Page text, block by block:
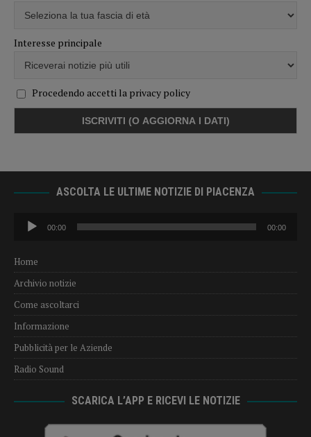
Interesse principale
Procedendo accetti la privacy policy
ASCOLTA LE ULTIME NOTIZIE DI PIACENZA
Audio
Player
00:00 00:00
Home
Archivio notizie
Come ascoltarci
Informazione
Pubblicità per le Aziende
Radio Sound
SCARICA L’APP E RICEVI LE NOTIZIE